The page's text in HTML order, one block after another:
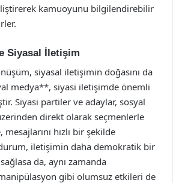
kamuoyunu bilgilendirebilir
Siyasal İletişim
siyasal iletişimin doğasını da
medya**, siyasi iletişimde önemli
Siyasi partiler ve adaylar, sosyal
direkt olarak seçmenlerle
hızlı bir şekilde
iletişimin daha demokratik bir
da, aynı zamanda
gibi olumsuz etkileri de